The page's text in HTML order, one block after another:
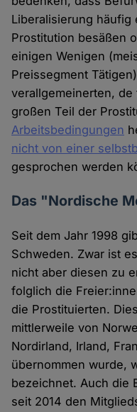
Liberalisierung häufig
Prostitution besäßen
einigen Wenigen
Preissegment
verallgemeinerten,
großen Teil der
Arbeitsbedingungen
nicht von einer
gesprochen werden
Das "Nordische
Seit dem Jahr 1998
Schweden. Zwar ist
nicht aber diesen zu
folglich die
die Prostituierten.
mittlerweile von
Nordirland, Irland,
übernommen wurde,
bezeichnet. Auch die
seit 2014 den